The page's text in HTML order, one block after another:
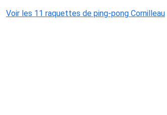
Voir les 11 raquettes de ping-pong Cornilleau